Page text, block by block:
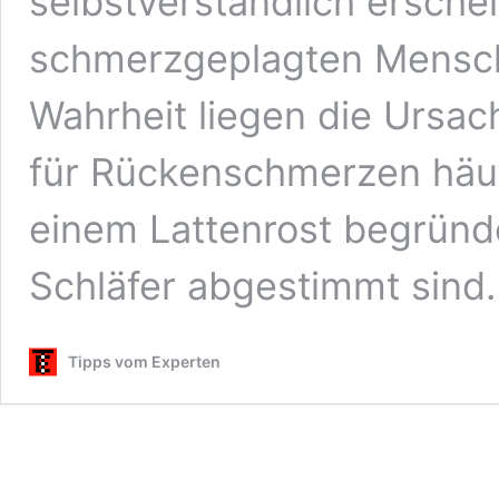
schmerzgeplagten
Wahrheit liegen die
für Rückenschmerzen
einem Lattenrost
Schläfer abgestimmt
Tipps vom Experten